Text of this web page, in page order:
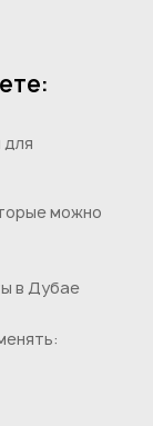
для
можно
в Дубае